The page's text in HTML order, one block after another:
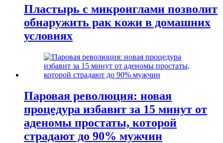
Пластырь с микроиглами позволит
обнаружить рак кожи в домашних
условиях
Паровая революция: новая
процедура избавит за 15 минут от
аденомы простаты, которой
страдают до 90% мужчин